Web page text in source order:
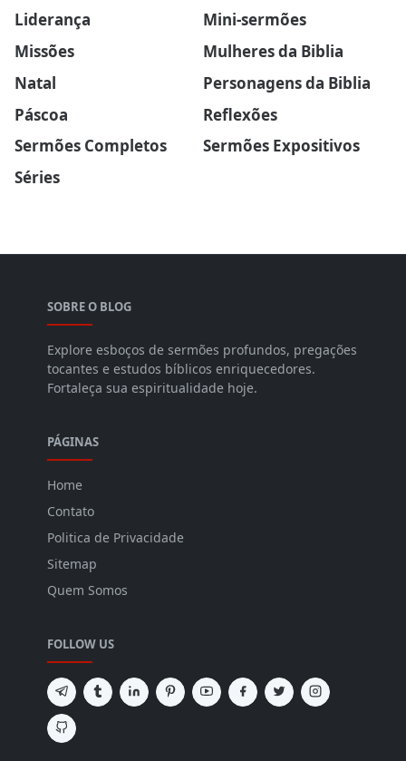
Liderança
Mini-sermões
Missões
Mulheres da Biblia
Natal
Personagens da Biblia
Páscoa
Reflexões
Sermões Completos
Sermões Expositivos
Séries
SOBRE O BLOG
Explore esboços de sermões profundos, pregações
tocantes e estudos bíblicos enriquecedores.
Fortaleça sua espiritualidade hoje.
PÁGINAS
Home
Contato
Politica de Privacidade
Sitemap
Quem Somos
FOLLOW US